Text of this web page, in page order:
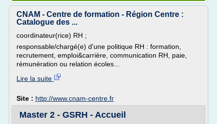
CNAM - Centre de formation - Région Centre :
Catalogue des ...
coordinateur(rice) RH ;
responsable/chargé(e) d'une politique RH : formation,
recrutement, emploi&carrière, communication RH, paie,
rémunération ou relation écoles...
Lire la suite
Site : http://www.cnam-centre.fr
Master 2 - GSRH - Accueil